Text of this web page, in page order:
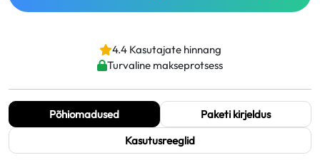
4.4 Kasutajate hinnang
Turvaline makseprotsess
Põhiomadused
Paketi kirjeldus
Kasutusreeglid